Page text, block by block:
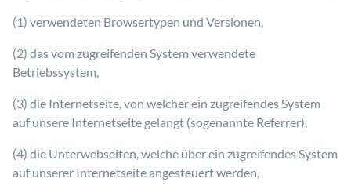
(1) verwendeten Browsertypen und Versionen,
(2) das vom zugreifenden System verwendete
Betriebssystem,
(3) die Internetseite, von welcher ein zugreifendes System
auf unsere Internetseite gelangt (sogenannte Referrer),
(4) die Unterwebseiten, welche über ein zugreifendes System
auf unserer Internetseite angesteuert werden,